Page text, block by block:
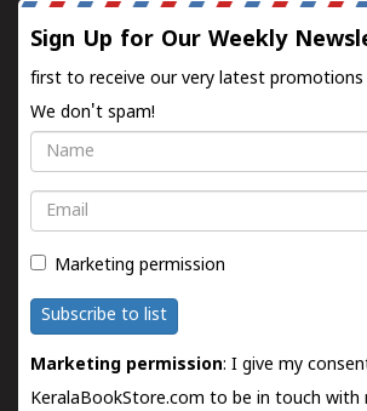
Sign Up for Our Weekly
first to receive our very latest promotions
We don't spam!
Name
Email
Marketing permission
Subscribe to list
Marketing permission: I give my
KeralaBookStore.com to be in touch with